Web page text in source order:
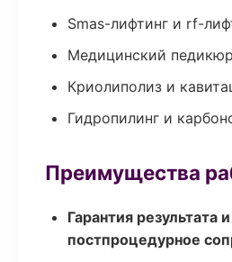
Smas-лифтинг и rf-
Медицинский
Криолиполиз и
Гидропилинг и
Преимущества
Гарантия результата и
постпроцедурное